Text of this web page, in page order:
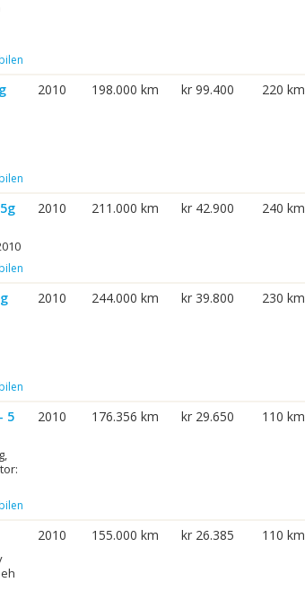
2010 198.000 km kr 99.400 220 km
2010 211.000 km kr 42.900 240 km
2010 244.000 km kr 39.800 230 km
5
2010 176.356 km kr 29.650 110 km
2010 155.000 km kr 26.385 110 km